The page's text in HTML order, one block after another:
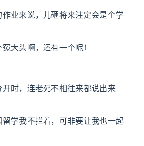
业来说，儿砸将来注定会是个学
大头啊，还有一个呢！
时，连老死不相往来都说出来
学我不拦着，可非要让我也一起